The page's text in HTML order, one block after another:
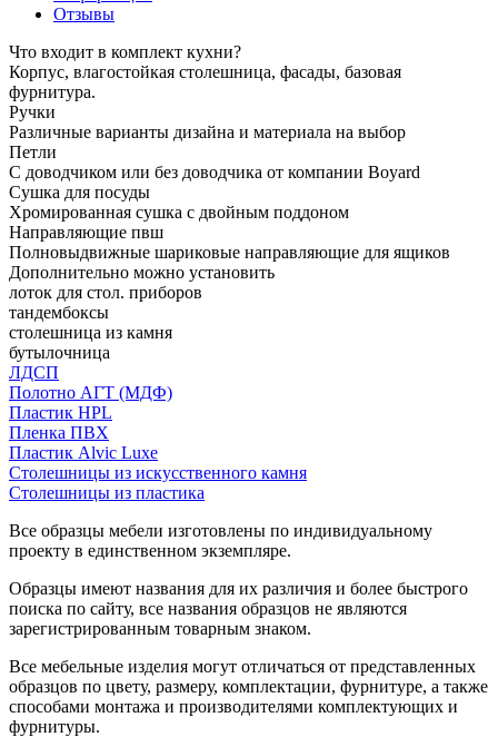
Отзывы
Что входит в комплект кухни?
Корпус, влагостойкая столешница, фасады, базовая
фурнитура.
Ручки
Различные варианты дизайна и материала на выбор
Петли
С доводчиком или без доводчика от компании Boyard
Сушка для посуды
Хромированная сушка с двойным поддоном
Направляющие пвш
Полновыдвижные шариковые направляющие для ящиков
Дополнительно можно установить
лоток для стол. приборов
тандембоксы
столешница из камня
бутылочница
ЛДСП
Полотно АГТ (МДФ)
Пластик HPL
Пленка ПВХ
Пластик Alvic Luxe
Столешницы из искусственного камня
Столешницы из пластика
Все образцы мебели изготовлены по индивидуальному
проекту в единственном экземпляре.
Образцы имеют названия для их различия и более быстрого
поиска по сайту, все названия образцов не являются
зарегистрированным товарным знаком.
Все мебельные изделия могут отличаться от представленных
образцов по цвету, размеру, комплектации, фурнитуре, а также
способами монтажа и производителями комплектующих и
фурнитуры.